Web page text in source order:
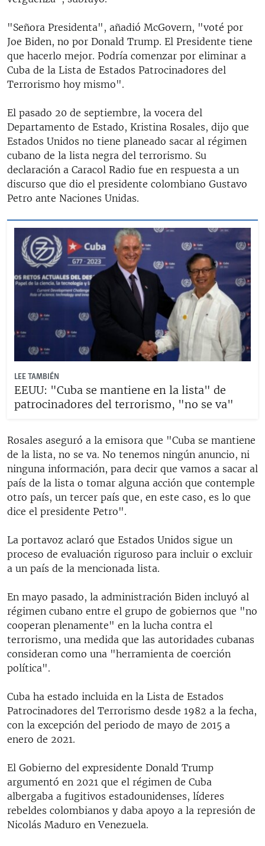
"Señora Presidenta", añadió McGovern, "voté por
Joe Biden, no por Donald Trump. El Presidente tiene
que hacerlo mejor. Podría comenzar por eliminar a
Cuba de la Lista de Estados Patrocinadores del
Terrorismo hoy mismo".
El pasado 20 de septiembre, la vocera del
Departamento de Estado, Kristina Rosales, dijo que
Estados Unidos no tiene planeado sacar al régimen
cubano de la lista negra del terrorismo. Su
declaración a Caracol Radio fue en respuesta a un
discurso que dio el presidente colombiano Gustavo
Petro ante Naciones Unidas.
LEE TAMBIÉN
EEUU: "Cuba se mantiene en la lista" de
patrocinadores del terrorismo, "no se va"
Rosales aseguró a la emisora que "Cuba se mantiene
de la lista, no se va. No tenemos ningún anuncio, ni
ninguna información, para decir que vamos a sacar al
país de la lista o tomar alguna acción que contemple
otro país, un tercer país que, en este caso, es lo que
dice el presidente Petro".
La portavoz aclaró que Estados Unidos sigue un
proceso de evaluación riguroso para incluir o excluir
a un país de la mencionada lista.
En mayo pasado, la administración Biden incluyó al
régimen cubano entre el grupo de gobiernos que "no
cooperan plenamente" en la lucha contra el
terrorismo, una medida que las autoridades cubanas
consideran como una "herramienta de coerción
política".
Cuba ha estado incluida en la Lista de Estados
Patrocinadores del Terrorismo desde 1982 a la fecha,
con la excepción del periodo de mayo de 2015 a
enero de 2021.
El Gobierno del expresidente Donald Trump
argumentó en 2021 que el régimen de Cuba
albergaba a fugitivos estadounidenses, líderes
rebeldes colombianos y daba apoyo a la represión de
Nicolás Maduro en Venezuela.